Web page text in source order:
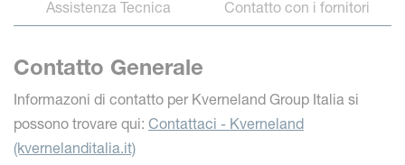
Assistenza Tecnica
Contatto con i fornitori
Contatto Generale
Informazoni di contatto per Kverneland Group Italia si
possono trovare qui: Contattaci - Kverneland
(kvernelanditalia.it)